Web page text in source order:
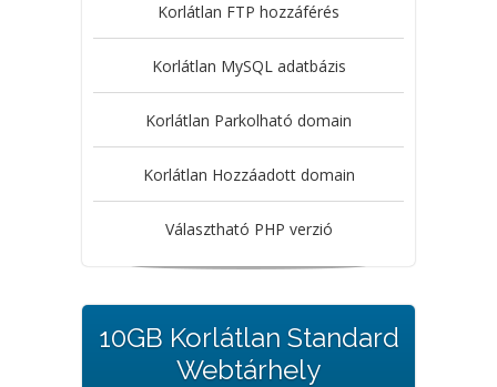
Korlátlan FTP hozzáférés
Korlátlan MySQL adatbázis
Korlátlan Parkolható domain
Korlátlan Hozzáadott domain
Választható PHP verzió
10GB Korlátlan Standard
Webtárhely